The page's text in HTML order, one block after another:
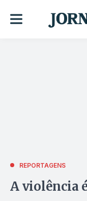
REPORTAGENS
A violência